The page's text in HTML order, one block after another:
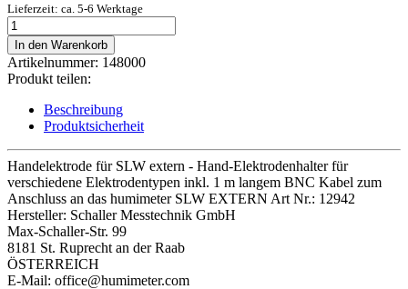
Lieferzeit: ca. 5-6 Werktage
humimeter
SLW-
HE:
Hand-
Elektrodenhalter
Menge
In den Warenkorb
Artikelnummer: 148000
Produkt teilen:
Beschreibung
Produktsicherheit
Handelektrode für SLW extern - Hand-Elektrodenhalter für
verschiedene Elektrodentypen inkl. 1 m langem BNC Kabel zum
Anschluss an das humimeter SLW EXTERN Art Nr.: 12942
Hersteller: Schaller Messtechnik GmbH
Max-Schaller-Str. 99
8181 St. Ruprecht an der Raab
ÖSTERREICH
E-Mail: office@humimeter.com